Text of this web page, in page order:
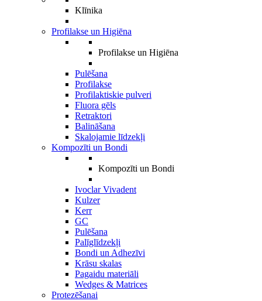
Klīnika
Profilakse un Higiēna
Profilakse un Higiēna
Pulēšana
Profilakse
Profilaktiskie pulveri
Fluora gēls
Retraktori
Balināšana
Skalojamie līdzekļi
Kompozīti un Bondi
Kompozīti un Bondi
Ivoclar Vivadent
Kulzer
Kerr
GC
Pulēšana
Palīglīdzekļi
Bondi un Adhezīvi
Krāsu skalas
Pagaidu materiāli
Wedges & Matrices
Protezēšanai